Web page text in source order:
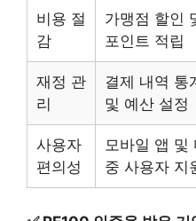
비용 절
감
가맹점 할인
포인트 적립
재정 관
리
결제 내역 통
및 예산 설정
사용자
편의성
모바일 앱 및
중 사용자 지